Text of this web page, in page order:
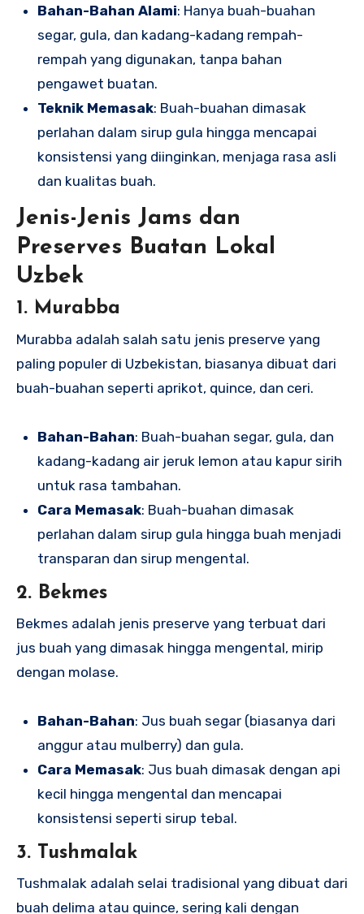
Bahan-Bahan Alami: Hanya buah-buahan
segar, gula, dan kadang-kadang rempah-
rempah yang digunakan, tanpa bahan
pengawet buatan.
Teknik Memasak: Buah-buahan dimasak
perlahan dalam sirup gula hingga mencapai
konsistensi yang diinginkan, menjaga rasa asli
dan kualitas buah.
Jenis-Jenis Jams dan
Preserves Buatan Lokal
Uzbek
1. Murabba
Murabba adalah salah satu jenis preserve yang
paling populer di Uzbekistan, biasanya dibuat dari
buah-buahan seperti aprikot, quince, dan ceri.
Bahan-Bahan: Buah-buahan segar, gula, dan
kadang-kadang air jeruk lemon atau kapur sirih
untuk rasa tambahan.
Cara Memasak: Buah-buahan dimasak
perlahan dalam sirup gula hingga buah menjadi
transparan dan sirup mengental.
2. Bekmes
Bekmes adalah jenis preserve yang terbuat dari
jus buah yang dimasak hingga mengental, mirip
dengan molase.
Bahan-Bahan: Jus buah segar (biasanya dari
anggur atau mulberry) dan gula.
Cara Memasak: Jus buah dimasak dengan api
kecil hingga mengental dan mencapai
konsistensi seperti sirup tebal.
3. Tushmalak
Tushmalak adalah selai tradisional yang dibuat dari
buah delima atau quince, sering kali dengan